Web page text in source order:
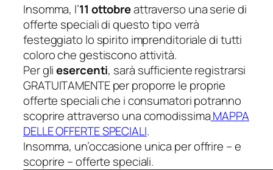
Insomma, l’11 ottobreattraverso una serie di
offerte speciali di questo tipo verrà
festeggiato lo spirito imprenditoriale di tutti
coloro che gestiscono attività.
Per gliesercenti, sarà sufficiente registrarsi
GRATUITAMENTE per proporre le proprie
offerte speciali che i consumatori potranno
scoprire attraverso una comodissimaMAPPA
DELLE OFFERTE SPECIALI.
Insomma, un’occasione unica per offrire – e
scoprire – offerte speciali.